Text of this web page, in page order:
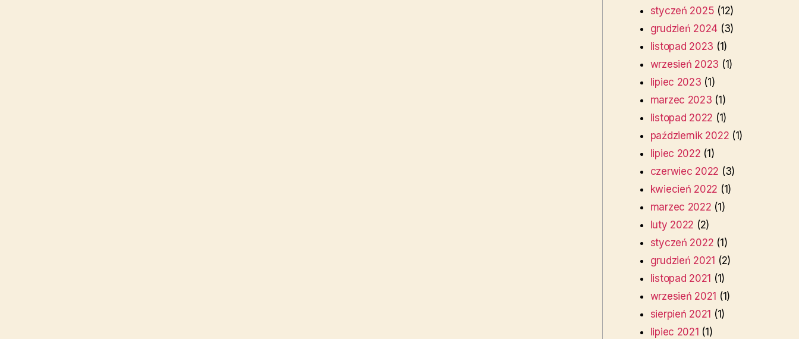
styczeń 2025 (12)
grudzień 2024 (3)
listopad 2023 (1)
wrzesień 2023 (1)
lipiec 2023 (1)
marzec 2023 (1)
listopad 2022 (1)
październik 2022 (1)
lipiec 2022 (1)
czerwiec 2022 (3)
kwiecień 2022 (1)
marzec 2022 (1)
luty 2022 (2)
styczeń 2022 (1)
grudzień 2021 (2)
listopad 2021 (1)
wrzesień 2021 (1)
sierpień 2021 (1)
lipiec 2021 (1)